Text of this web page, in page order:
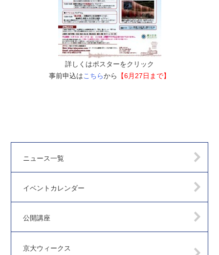
詳しくはポスターをクリック
事前申込はこちらから 【6月27日まで】
ニュース一覧
イベントカレンダー
公開講座
京大ウィークス